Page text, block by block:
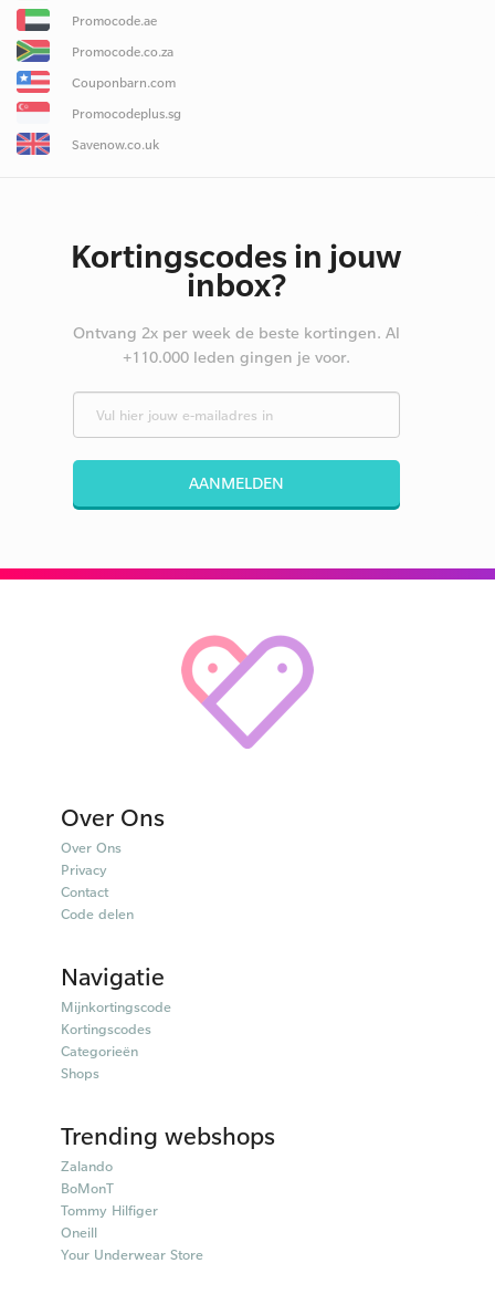
Promocode.ae
Promocode.co.za
Couponbarn.com
Promocodeplus.sg
Savenow.co.uk
Kortingscodes in jouw
inbox?
Ontvang 2x per week de beste kortingen. Al
+110.000 leden gingen je voor.
AANMELDEN
Over Ons
Over Ons
Privacy
Contact
Code delen
Navigatie
Mijnkortingscode
Kortingscodes
Categorieën
Shops
Trending webshops
Zalando
BoMonT
Tommy Hilfiger
Oneill
Your Underwear Store